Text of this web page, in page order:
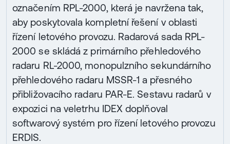
označením RPL-2000, která je navržena tak,
aby poskytovala kompletní řešení v oblasti
řízení letového provozu. Radarová sada RPL-
2000 se skládá z primárního přehledového
radaru RL-2000, monopulzního sekundárního
přehledového radaru MSSR-1 a přesného
přibližovacího radaru PAR-E. Sestavu radarů v
expozici na veletrhu IDEX doplňoval
softwarový systém pro řízení letového provozu
ERDIS.